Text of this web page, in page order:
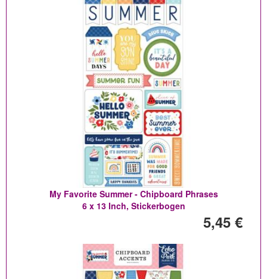
My Favorite Summer - Chipboard Phrases
6 x 13 Inch, Stickerbogen
5,45 €